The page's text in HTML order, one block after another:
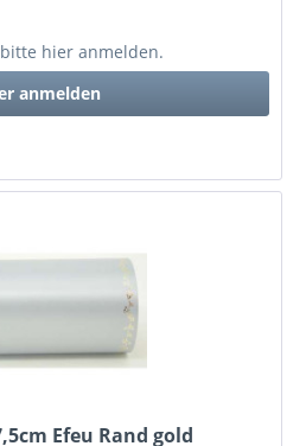
hier anmelden.
anmelden
Efeu Rand gold